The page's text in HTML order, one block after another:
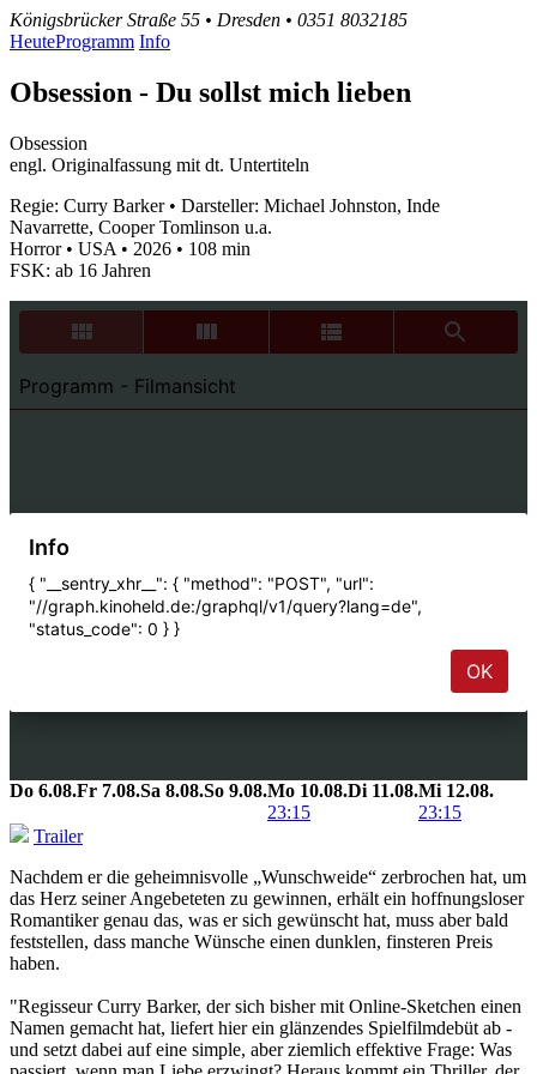
Königsbrücker Straße 55 • Dresden • 0351 8032185
HeuteProgramm Info
Obsession - Du sollst mich lieben
Obsession
engl. Originalfassung mit dt. Untertiteln
Regie: Curry Barker • Darsteller: Michael Johnston, Inde
Navarrette, Cooper Tomlinson u.a.
Horror • USA • 2026 • 108 min
FSK: ab 16 Jahren
Do 6.08.Fr 7.08.Sa 8.08.So 9.08.Mo 10.08.Di 11.08.Mi 12.08.
23:15
23:15
Trailer
Nachdem er die geheimnisvolle „Wunschweide“ zerbrochen hat, um
das Herz seiner Angebeteten zu gewinnen, erhält ein hoffnungsloser
Romantiker genau das, was er sich gewünscht hat, muss aber bald
feststellen, dass manche Wünsche einen dunklen, finsteren Preis
haben.
"Regisseur Curry Barker, der sich bisher mit Online-Sketchen einen
Namen gemacht hat, liefert hier ein glänzendes Spielfilmdebüt ab -
und setzt dabei auf eine simple, aber ziemlich effektive Frage: Was